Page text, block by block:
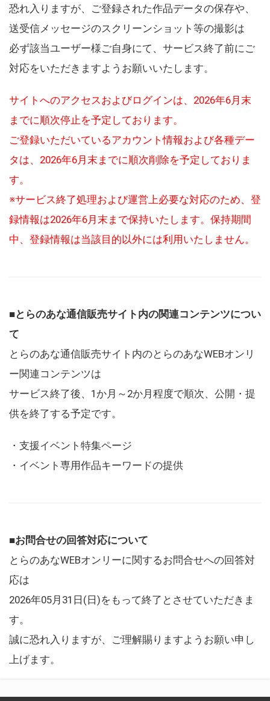
恐れ入りますが、ご登録された作品データの保存や、
送受信メッセージのスクリーンショット等の撮影は
必ず該当ユーザー様ご自身にて、サービス終了前にご
対応をいただきますようお願いいたします。
サイトへのアクセスおよびログインは、2026年6月末
までに順次停止を予定しております。
ご登録いただいているアカウント情報および各種デー
タは、2026年6月末までに順次削除を予定しておりま
す。
※サービス終了処理および運営上必要な対応のため、登
録情報は2026年6月末まで保持いたします。保持期間
中、登録情報は当該目的以外には利用いたしません。
■とらのあな通信販売サイト内の関連コンテンツについ
て
とらのあな通信販売サイト内のとらのあなWEBオンリ
ー関連コンテンツは
サービス終了後、1か月～2か月程度で順次、公開・提
供を終了する予定です。
・支援イベント特集ページ
・イベント専用作品キーワードの提供
■お問合せの回答対応について
とらのあなWEBオンリーに関するお問合せへの回答対
応は
2026年05月31日(日)をもって終了とさせていただきま
す。
誠に恐れ入りますが、ご理解賜りますようお願い申し
上げます。